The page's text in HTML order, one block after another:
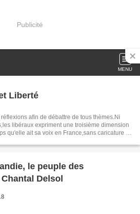
Publicité
MENU
Liberté
afin de débattre de tous thèmes.Ni
libéraux expriment une troisième dimension
qu'elle ait sa voix en France,sans caricature ni
le peuple des
Delsol